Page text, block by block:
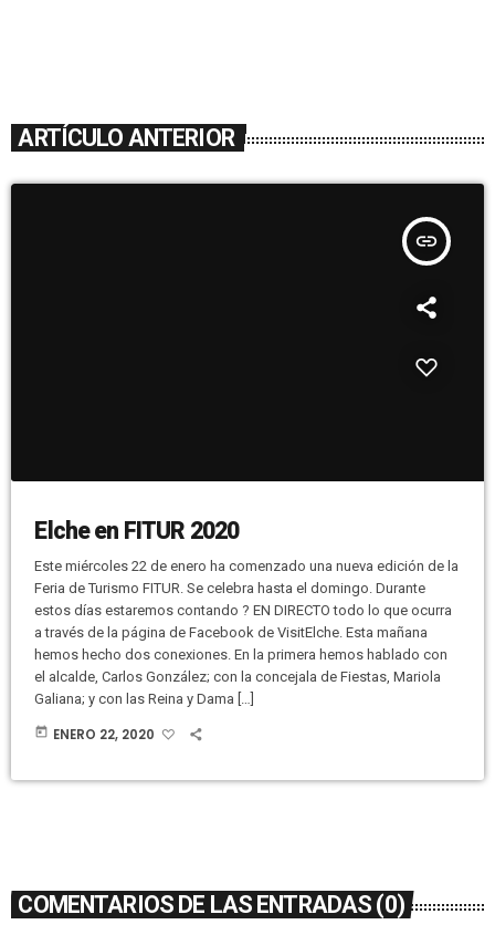
ARTÍCULO ANTERIOR
insert_link
Elche en FITUR 2020
Este miércoles 22 de enero ha comenzado una nueva edición de la
Feria de Turismo FITUR. Se celebra hasta el domingo. Durante
estos días estaremos contando ? EN DIRECTO todo lo que ocurra
a través de la página de Facebook de VisitElche. Esta mañana
hemos hecho dos conexiones. En la primera hemos hablado con
el alcalde, Carlos González; con la concejala de Fiestas, Mariola
Galiana; y con las Reina y Dama […]
today ENERO 22, 2020
COMENTARIOS DE LAS ENTRADAS (0)